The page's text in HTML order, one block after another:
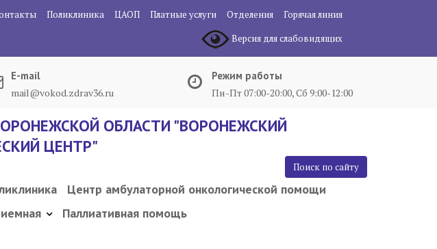
Поликлиника ЦАОП Платные услуги Отделения
Горячая линия
Версия для слабовидящих
E-mail
mail@vokod.zdrav36.ru
Режим работы
Пн-Пт 07:00-20:00, Сб 9:00-12:00
ОБЛАСТИ "ВОРОНЕЖСКИЙ
ЦЕНТР"
Поиск по сайту
Центр амбулаторной онкологической помощи
Паллиативная помощь